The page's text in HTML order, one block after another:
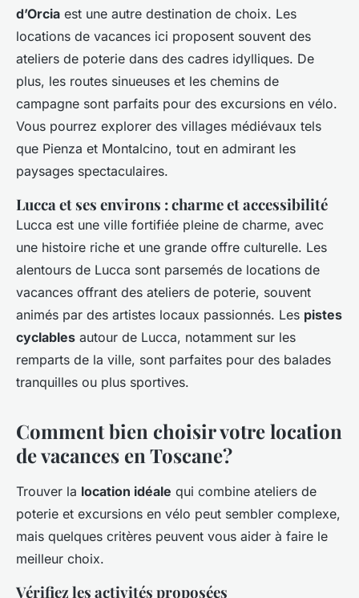
d’Orcia est une autre destination de choix. Les
locations de vacances ici proposent souvent des
ateliers de poterie dans des cadres idylliques. De
plus, les routes sinueuses et les chemins de
campagne sont parfaits pour des excursions en vélo.
Vous pourrez explorer des villages médiévaux tels
que Pienza et Montalcino, tout en admirant les
paysages spectaculaires.
Lucca et ses environs : charme et accessibilité
Lucca est une ville fortifiée pleine de charme, avec
une histoire riche et une grande offre culturelle. Les
alentours de Lucca sont parsemés de locations de
vacances offrant des ateliers de poterie, souvent
animés par des artistes locaux passionnés. Les pistes
cyclables autour de Lucca, notamment sur les
remparts de la ville, sont parfaites pour des balades
tranquilles ou plus sportives.
Comment bien choisir votre location
de vacances en Toscane?
Trouver la location idéale qui combine ateliers de
poterie et excursions en vélo peut sembler complexe,
mais quelques critères peuvent vous aider à faire le
meilleur choix.
Vérifiez les activités proposées